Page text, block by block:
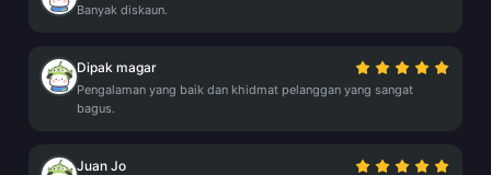
Banyak diskaun.
Dipak magar
Pengalaman yang baik dan khidmat pelanggan yang sangat
bagus.
Juan Jo